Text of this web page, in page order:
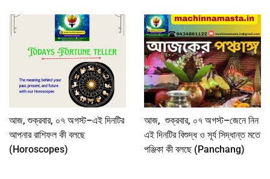
আজ, শুক্রবার, ০৭ অগস্ট–এই দিনটির
আপনার রাশিফল কী বলছে
(Horoscopes)
আজ, শুক্রবার, ০৭ অগস্ট–জেনে নিন
এই দিনটির বিশুদ্ধ ও সূর্য সিদ্ধান্ত মতে
পঞ্জিকা কী বলছে (Panchang)